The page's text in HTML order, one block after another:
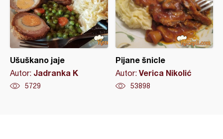
Ušuškano jaje
Autor: Jadranka K
5729
Pijane šnicle
Autor: Verica Nikolić
53898